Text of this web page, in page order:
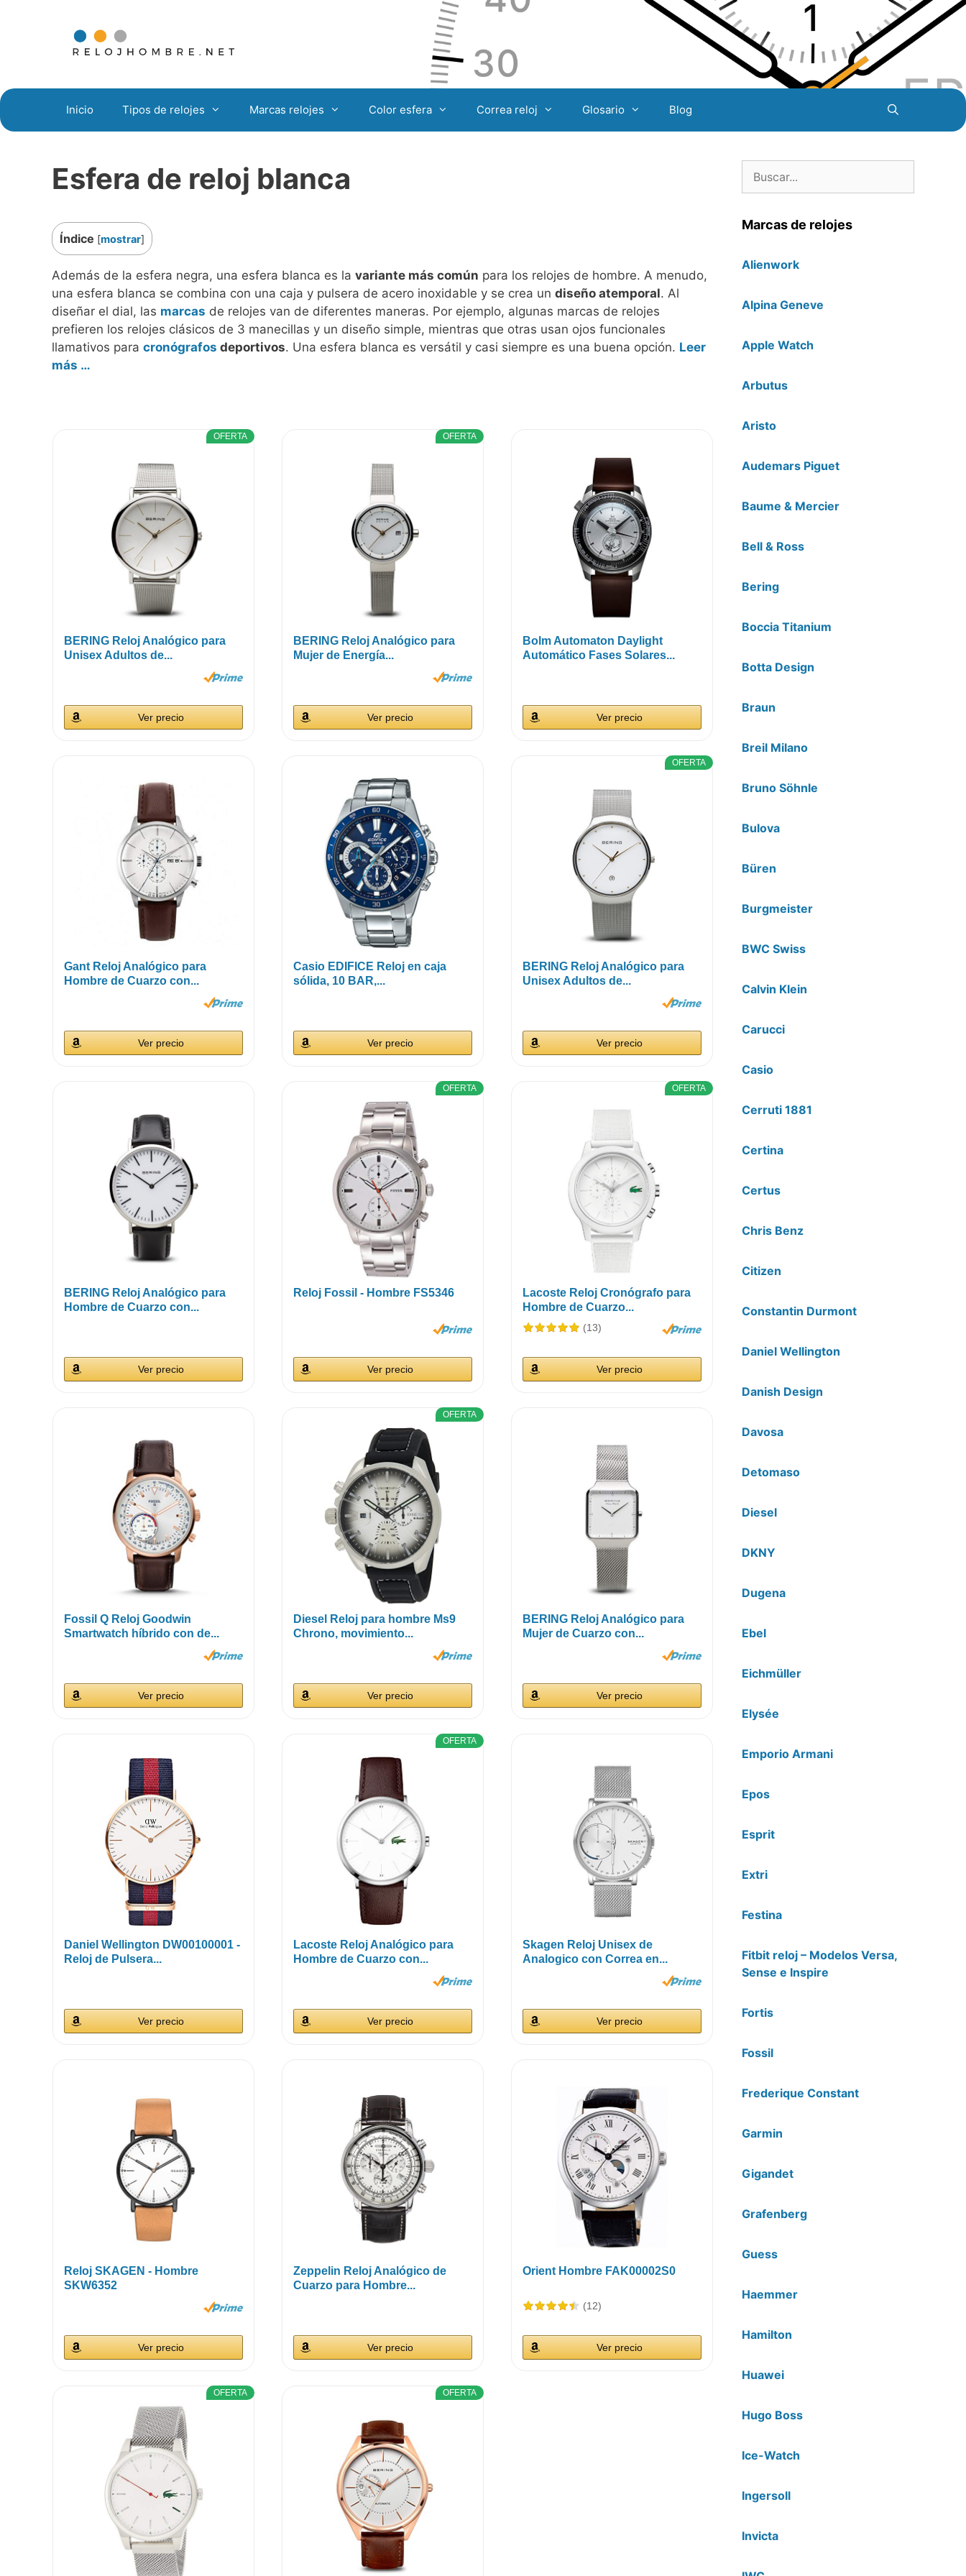
Inicio Tipos de relojes Marcas relojes Color esfera Correa reloj Glosario Blog
Esfera de reloj blanca
Índice [mostrar]
Además de la esfera negra, una esfera blanca es la variante más común para los relojes de hombre. A menudo,
una esfera blanca se combina con una caja y pulsera de acero inoxidable y se crea un diseño atemporal. Al
diseñar el dial, las marcas de relojes van de diferentes maneras. Por ejemplo, algunas marcas de relojes
prefieren los relojes clásicos de 3 manecillas y un diseño simple, mientras que otras usan ojos funcionales
llamativos para cronógrafos deportivos. Una esfera blanca es versátil y casi siempre es una buena opción. Leer
más …
OFERTA
BERING Reloj Analógico para
Unisex Adultos de...
Ver precio
OFERTA
BERING Reloj Analógico para
Mujer de Energía...
Ver precio
Bolm Automaton Daylight
Automático Fases Solares...
Ver precio
Gant Reloj Analógico para
Hombre de Cuarzo con...
Ver precio
Casio EDIFICE Reloj en caja
sólida, 10 BAR,...
Ver precio
OFERTA
BERING Reloj Analógico para
Unisex Adultos de...
Ver precio
BERING Reloj Analógico para
Hombre de Cuarzo con...
Ver precio
OFERTA
Reloj Fossil - Hombre FS5346
Ver precio
OFERTA
Lacoste Reloj Cronógrafo para
Hombre de Cuarzo...
(13)
Ver precio
Fossil Q Reloj Goodwin
Smartwatch híbrido con de...
Ver precio
OFERTA
Diesel Reloj para hombre Ms9
Chrono, movimiento...
Ver precio
BERING Reloj Analógico para
Mujer de Cuarzo con...
Ver precio
Daniel Wellington DW00100001 -
Reloj de Pulsera...
Ver precio
OFERTA
Lacoste Reloj Analógico para
Hombre de Cuarzo con...
Ver precio
Skagen Reloj Unisex de
Analogico con Correa en...
Ver precio
Reloj SKAGEN - Hombre
SKW6352
Ver precio
Zeppelin Reloj Analógico de
Cuarzo para Hombre...
Ver precio
Orient Hombre FAK00002S0
(12)
Ver precio
OFERTA OFERTA
Marcas de relojes
Alienwork
Alpina Geneve
Apple Watch
Arbutus
Aristo
Audemars Piguet
Baume & Mercier
Bell & Ross
Bering
Boccia Titanium
Botta Design
Braun
Breil Milano
Bruno Söhnle
Bulova
Büren
Burgmeister
BWC Swiss
Calvin Klein
Carucci
Casio
Cerruti 1881
Certina
Certus
Chris Benz
Citizen
Constantin Durmont
Daniel Wellington
Danish Design
Davosa
Detomaso
Diesel
DKNY
Dugena
Ebel
Eichmüller
Elysée
Emporio Armani
Epos
Esprit
Extri
Festina
Fitbit reloj – Modelos Versa,
Sense e Inspire
Fortis
Fossil
Frederique Constant
Garmin
Gigandet
Grafenberg
Guess
Haemmer
Hamilton
Huawei
Hugo Boss
Ice-Watch
Ingersoll
Invicta